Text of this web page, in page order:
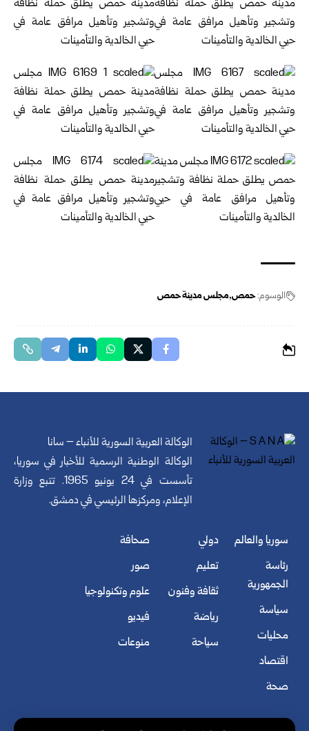
الوسوم:حمص مجلس مدينة حمص
الوكالة العربية السورية للأنباء – سانا
الوكالة الوطنية الرسمية للأخبار في سوريا،
تأسست في 24 يونيو 1965. تتبع وزارة
الإعلام، ومركزها الرئيسي في دمشق.
سوريا والعالم
رئاسة
الجمهورية
سياسة
محليات
اقتصاد
صحة
دولي
تعليم
ثقافة وفنون
رياضة
سياحة
صحافة
صور
علوم وتكنولوجيا
فيديو
منوعات